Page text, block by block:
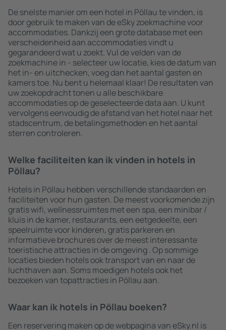
De snelste manier om een hotel in Pöllau te vinden, is
door gebruik te maken van de eSky zoekmachine voor
accommodaties. Dankzij een grote database met een
verscheidenheid aan accommodaties vindt u
gegarandeerd wat u zoekt. Vul de velden van de
zoekmachine in - selecteer uw locatie, kies de datum van
het in- en uitchecken, voeg dan het aantal gasten en
kamers toe. Nu bent u helemaal klaar! De resultaten van
uw zoekopdracht tonen u alle beschikbare
accommodaties op de geselecteerde data aan. U kunt
vervolgens eenvoudig de afstand van het hotel naar het
stadscentrum, de betalingsmethoden en het aantal
sterren controleren.
Welke faciliteiten kan ik vinden in hotels in
Pöllau?
Hotels in Pöllau hebben verschillende standaarden en
faciliteiten voor hun gasten. De meest voorkomende zijn
gratis wifi, wellnessruimtes met een spa, een minibar /
kluis in de kamer, restaurants, een eetgedeelte, een
speelruimte voor kinderen, gratis parkeren en
informatieve brochures over de meest interessante
toeristische attracties in de omgeving . Op sommige
locaties bieden hotels ook transport van en naar de
luchthaven aan. Soms moedigen hotels ook het
bezoeken van topattracties in Pöllau aan.
Waar kan ik hotels in Pöllau boeken?
Een reservering maken op de webpagina van eSky.nl is